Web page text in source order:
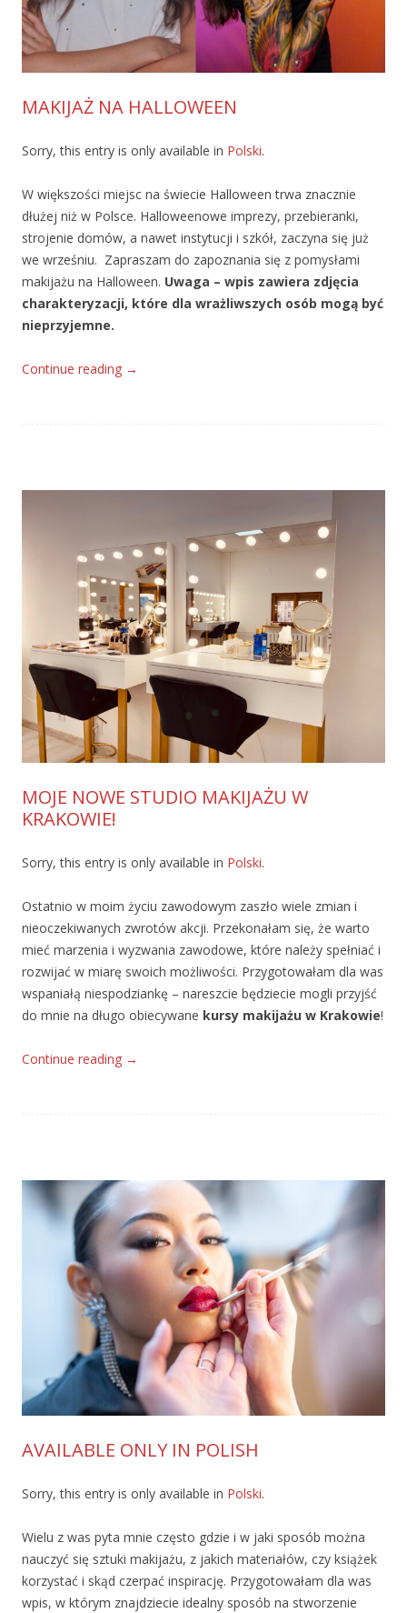
MAKIJAŻ NA HALLOWEEN
Sorry, this entry is only available in Polski.
W większości miejsc na świecie Halloween trwa znacznie
dłużej niż w Polsce. Halloweenowe imprezy, przebieranki,
strojenie domów, a nawet instytucji i szkół, zaczyna się już
we wrześniu. Zapraszam do zapoznania się z pomysłami
makijażu na Halloween. Uwaga – wpis zawiera zdjęcia
charakteryzacji, które dla wrażliwszych osób mogą być
nieprzyjemne.
Continue reading →
MOJE NOWE STUDIO MAKIJAŻU W
KRAKOWIE!
Sorry, this entry is only available in Polski.
Ostatnio w moim życiu zawodowym zaszło wiele zmian i
nieoczekiwanych zwrotów akcji. Przekonałam się, że warto
mieć marzenia i wyzwania zawodowe, które należy spełniać i
rozwijać w miarę swoich możliwości. Przygotowałam dla was
wspaniałą niespodziankę – nareszcie będziecie mogli przyjść
do mnie na długo obiecywane kursy makijażu w Krakowie!
Continue reading →
AVAILABLE ONLY IN POLISH
Sorry, this entry is only available in Polski.
Wielu z was pyta mnie często gdzie i w jaki sposób można
nauczyć się sztuki makijażu, z jakich materiałów, czy książek
korzystać i skąd czerpać inspirację. Przygotowałam dla was
wpis, w którym znajdziecie idealny sposób na stworzenie